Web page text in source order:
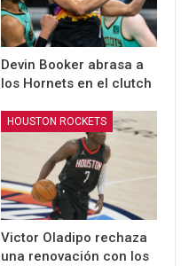
Devin Booker abrasa a
los Hornets en el clutch
HOUSTON ROCKETS
Victor Oladipo rechaza
una renovación con los